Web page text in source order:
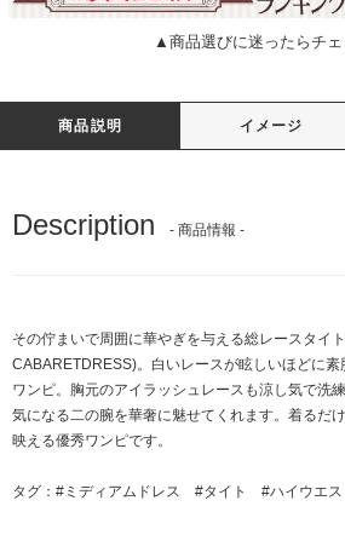
▲商品選びに迷ったらチ
商品説明 イメージ
Description - 商品情報 -
その佇まいで周囲に華やぎを与える総レースタイ
CABARETDRESS)。白いレースが眩しいほどに
ワンピ。胸元のアイラッシュレースも涼し気で洗
気になる二の腕を華奢に魅せてくれます。着るだ
映える優秀ワンピです。
タグ： #ミディアムドレス #タイト #ハイウエス